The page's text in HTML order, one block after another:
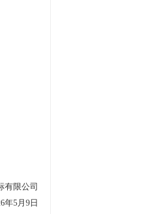
有限公司
年5月 9 日